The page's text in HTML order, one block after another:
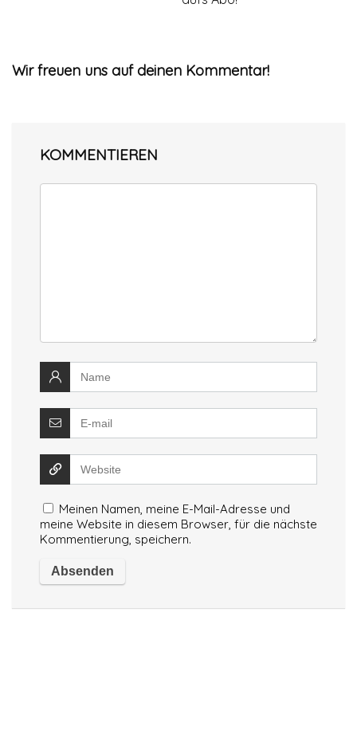
Wir freuen uns auf deinen Kommentar!
KOMMENTIEREN
Meinen Namen, meine E-Mail-Adresse und
meine Website in diesem Browser, für die nächste
Kommentierung, speichern.